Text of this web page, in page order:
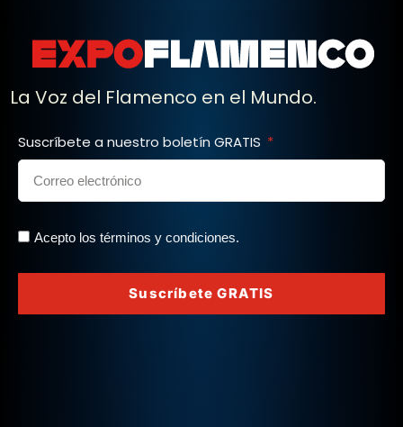
La Voz del Flamenco en el Mundo.
Suscríbete a nuestro boletín GRATIS
Acepto los términos y condiciones.
Suscríbete GRATIS